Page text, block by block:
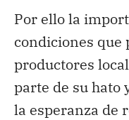
Por ello la
condiciones que
productores
parte de su hato
la esperanza de